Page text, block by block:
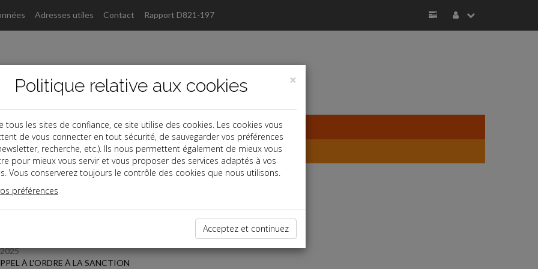
Adresses utiles Contact Rapport D821-197
dernières dépêches
À L'ORDRE À LA SANCTION
×
Politique relative aux cookies
tous les sites de confiance, ce site utilise des cookies. Les cookies vous
de vous connecter en tout sécurité, de sauvegarder vos préférences
recherche, etc.). Ils nous permettent également de mieux vous
pour mieux vous servir et vous proposer des services adaptés à vos
Vous conserverez toujours le contrôle des cookies que nous utilisons.
préférences
Acceptez et continuez